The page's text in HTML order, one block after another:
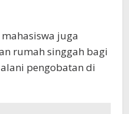
juga
rumah singgah bagi
pengobatan di